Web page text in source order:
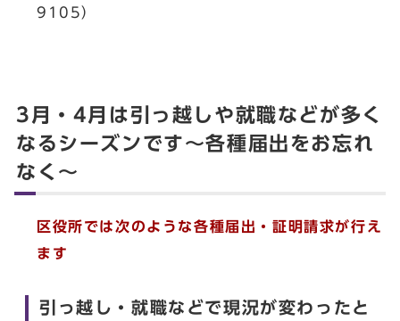
9105）
3月・4月は引っ越しや就職などが多く
なるシーズンです～各種届出をお忘れ
なく～
区役所では次のような各種届出・証明請求が行え
ます
引っ越し・就職などで現況が変わったと